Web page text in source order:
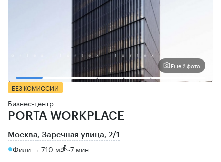
Еще 2 фото
БЕЗ КОМИССИИ
Бизнес-центр
PORTA WORKPLACE
Москва, Заречная улица, 2/1
Фили → 710 м ~7 мин